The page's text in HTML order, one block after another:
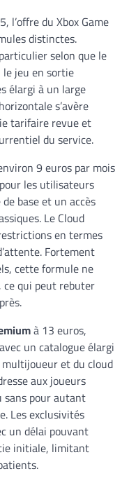
l’offre du Xbox Game
distinctes.
selon que le
le jeu en sortie
élargi à un large
s’avère
tarifaire revue et
du service.
9 euros par mois
les utilisateurs
base et un accès
Le Cloud
en termes
Fortement
cette formule ne
ce qui peut rebuter
à 13 euros,
un catalogue élargi
et du cloud
aux joueurs
sans pour autant
Les exclusivités
un délai pouvant
initiale, limitant